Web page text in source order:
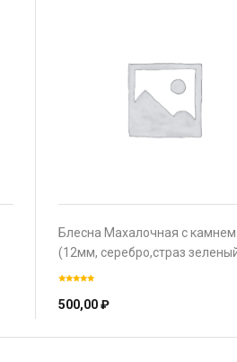
Блесна Махалочная с
(12мм, серебро,страз
500,00₽